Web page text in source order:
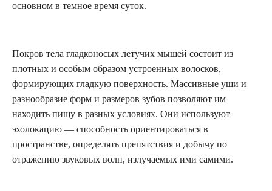
основном в темное время суток.
Покров тела гладконосых летучих мышей состоит из
плотных и особым образом устроенных волосков,
формирующих гладкую поверхность. Массивные уши и
разнообразие форм и размеров зубов позволяют им
находить пищу в разных условиях. Они используют
эхолокацию — способность ориентироваться в
пространстве, определять препятствия и добычу по
отражению звуковых волн, излучаемых ими самими.